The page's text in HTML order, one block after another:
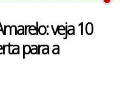
veja 10
para a